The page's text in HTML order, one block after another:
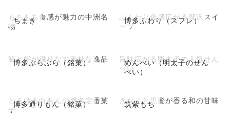
ちまき
もちもち食感が魅力の中洲名
物
博多ふわり（スフレ）
ふんわり食感広がる贅沢スイ
ーツ
博多ぶらぶら（銘菓）
餡と餅が織りなす素朴な逸品
めんべい（明太子のせん
べい）
旨味広がる明太子の人気せん
べい
博多通りもん（銘菓）
とろける白あんの博多定番菓
子
筑紫もち
きなこと黒蜜が香る和の甘味